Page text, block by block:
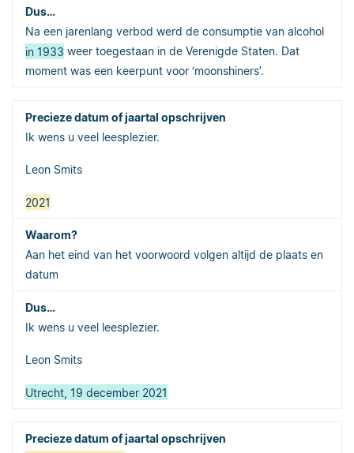
Na een jarenlang verbod werd de consumptie van alcohol
in 1933 weer toegestaan in de Verenigde Staten. Dat
moment was een keerpunt voor ‘moonshiners’.
Ik wens u veel leesplezier.
Leon Smits
2021
Aan het eind van het voorwoord volgen altijd de plaats en
datum
Ik wens u veel leesplezier.
Leon Smits
Utrecht, 19 december 2021